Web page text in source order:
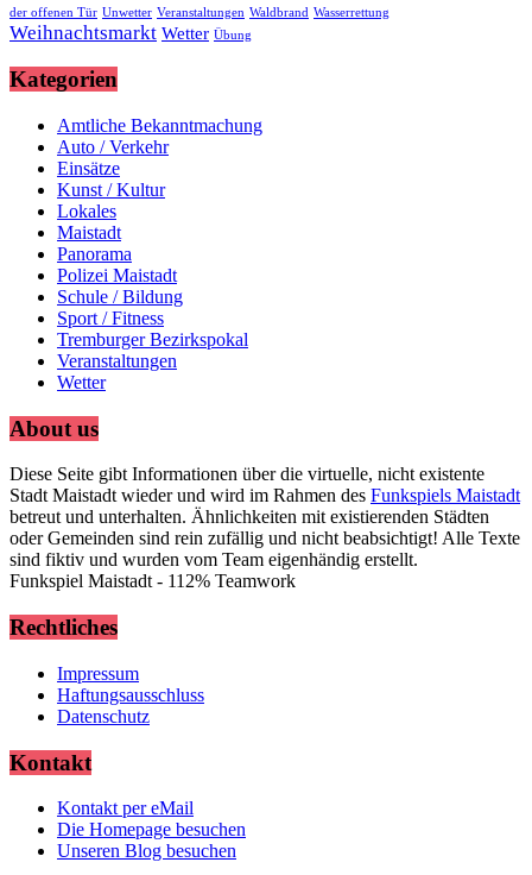
der offenen Tür Unwetter Veranstaltungen Waldbrand Wasserrettung
Weihnachtsmarkt Wetter Übung
Kategorien
Amtliche Bekanntmachung
Auto / Verkehr
Einsätze
Kunst / Kultur
Lokales
Maistadt
Panorama
Polizei Maistadt
Schule / Bildung
Sport / Fitness
Tremburger Bezirkspokal
Veranstaltungen
Wetter
About us
Diese Seite gibt Informationen über die virtuelle, nicht existente
Stadt Maistadt wieder und wird im Rahmen des Funkspiels Maistadt
betreut und unterhalten. Ähnlichkeiten mit existierenden Städten
oder Gemeinden sind rein zufällig und nicht beabsichtigt! Alle Texte
sind fiktiv und wurden vom Team eigenhändig erstellt.
Funkspiel Maistadt - 112% Teamwork
Rechtliches
Impressum
Haftungsausschluss
Datenschutz
Kontakt
Kontakt per eMail
Die Homepage besuchen
Unseren Blog besuchen